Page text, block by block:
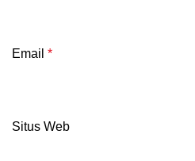
Email *
Situs Web